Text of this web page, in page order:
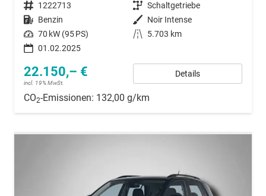
Fahrzeugnummer 1222713 Getriebe Schaltgetriebe
Kraftstoff Benzin Außenfarbe Noir Intense
Leistung 70 kW (95 PS) Kilometerstand
5.703 km
01.02.2025
22.150,– €
incl. 19% MwSt.
Details
CO2-Emissionen: 132,00 g/km